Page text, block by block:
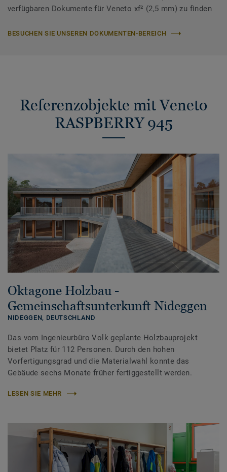
verfügbaren Dokumente für Veneto xf² (2,5 mm) zu finden
BESUCHEN SIE UNSEREN DOKUMENTEN-BEREICH
Referenzobjekte mit Veneto
RASPBERRY 945
Oktagone Holzbau -
Gemeinschaftsunterkunft Nideggen
NIDEGGEN, DEUTSCHLAND
Das vom Ingenieurbüro Volk geplante Holzbauprojekt
bietet Platz für 112 Personen. Durch den hohen
Vorfertigungsgrad und die Materialwahl konnte das
Gebäude sechs Monate früher fertiggestellt werden.
LESEN SIE MEHR